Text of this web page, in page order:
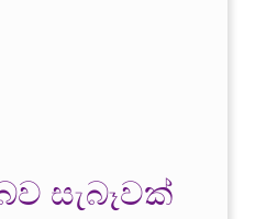
සැබෑවක්